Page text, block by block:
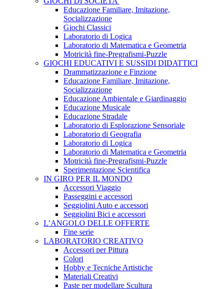
Educazione Familiare, Imitazione,
Socializzazione
Giochi Classici
Laboratorio di Logica
Laboratorio di Matematica e Geometria
Motricità fine-Pregrafismi-Puzzle
GIOCHI EDUCATIVI E SUSSIDI DIDATTICI
Drammatizzazione e Finzione
Educazione Familiare, Imitazione,
Socializzazione
Educazione Ambientale e Giardinaggio
Educazione Musicale
Educazione Stradale
Laboratorio di Esplorazione Sensoriale
Laboratorio di Geografia
Laboratorio di Logica
Laboratorio di Matematica e Geometria
Motricità fine-Pregrafismi-Puzzle
Sperimentazione Scientifica
IN GIRO PER IL MONDO
Accessori Viaggio
Passeggini e accessori
Seggiolini Auto e accessori
Seggiolini Bici e accessori
L’ANGOLO DELLE OFFERTE
Fine serie
LABORATORIO CREATIVO
Accessori per Pittura
Colori
Hobby e Tecniche Artistiche
Materiali Creativi
Paste per modellare Scultura